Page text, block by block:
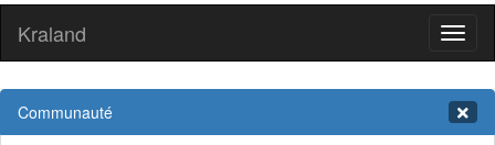
Kraland
Communauté